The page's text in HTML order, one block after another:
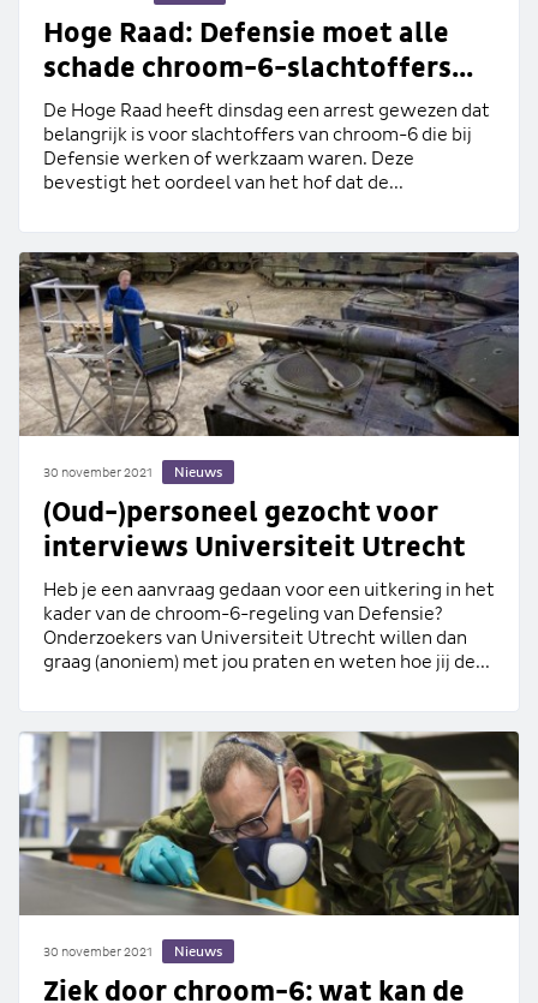
Hoge Raad: Defensie moet alle
schade chroom-6-slachtoffers...
De Hoge Raad heeft dinsdag een arrest gewezen dat
belangrijk is voor slachtoffers van chroom-6 die bij
Defensie werken of werkzaam waren. Deze
bevestigt het oordeel van het hof dat de...
30 november 2021 Nieuws
(Oud-)personeel gezocht voor
interviews Universiteit Utrecht
Heb je een aanvraag gedaan voor een uitkering in het
kader van de chroom-6-regeling van Defensie?
Onderzoekers van Universiteit Utrecht willen dan
graag (anoniem) met jou praten en weten hoe jij de...
30 november 2021 Nieuws
Ziek door chroom-6: wat kan de